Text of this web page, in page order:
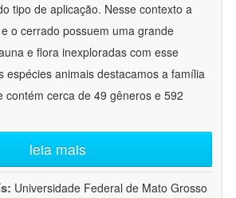
tipo de aplicação. Nesse contexto a
o cerrado possuem uma grande
e flora inexploradas com esse
espécies animais destacamos a família
contém cerca de 49 gêneros e 592
leia mais
Universidade Federal de Mato Grosso